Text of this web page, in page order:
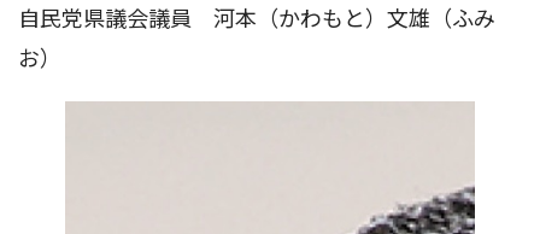
自民党県議会議員 河本（かわもと）文雄（ふみ
お）